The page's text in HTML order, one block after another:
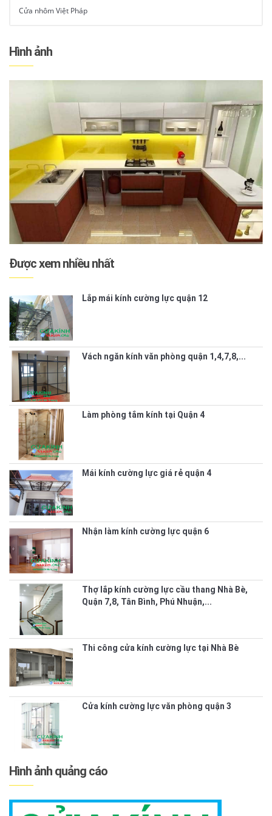
Cửa nhôm Việt Pháp
Hình ảnh
Được xem nhiều nhất
Lắp mái kính cường lực quận 12
Vách ngăn kính văn phòng quận 1,4,7,8,...
Làm phòng tắm kính tại Quận 4
Mái kính cường lực giá rẻ quận 4
Nhận làm kính cường lực quận 6
Thợ lắp kính cường lực cầu thang Nhà Bè,
Quận 7,8, Tân Bình, Phú Nhuận,...
Thi công cửa kính cường lực tại Nhà Bè
Cửa kính cường lực văn phòng quận 3
Hình ảnh quảng cáo